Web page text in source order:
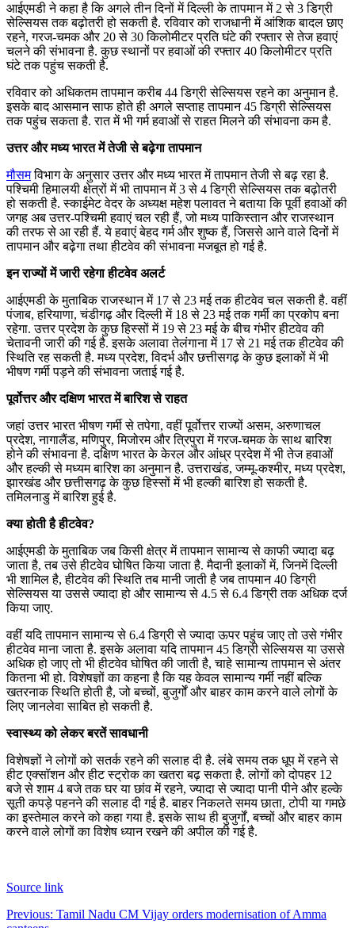
आईएमडी ने कहा है कि अगले तीन दिनों में दिल्ली के तापमान में 2 से 3 डिग्री
सेल्सियस तक बढ़ोतरी हो सकती है. रविवार को राजधानी में आंशिक बादल छाए
रहने, गरज-चमक और 20 से 30 किलोमीटर प्रति घंटे की रफ्तार से तेज हवाएं
चलने की संभावना है. कुछ स्थानों पर हवाओं की रफ्तार 40 किलोमीटर प्रति
घंटे तक पहुंच सकती है.
रविवार को अधिकतम तापमान करीब 44 डिग्री सेल्सियस रहने का अनुमान है.
इसके बाद आसमान साफ होते ही अगले सप्ताह तापमान 45 डिग्री सेल्सियस
तक पहुंच सकता है. रात में भी गर्म हवाओं से राहत मिलने की संभावना कम है.
उत्तर और मध्य भारत में तेजी से बढ़ेगा तापमान
मौसमविभाग के अनुसार उत्तर और मध्य भारत में तापमान तेजी से बढ़ रहा है.
पश्चिमी हिमालयी क्षेत्रों में भी तापमान में 3 से 4 डिग्री सेल्सियस तक बढ़ोतरी
हो सकती है. स्काईमेट वेदर के अध्यक्ष महेश पलावत ने बताया कि पूर्वी हवाओं की
जगह अब उत्तर-पश्चिमी हवाएं चल रही हैं, जो मध्य पाकिस्तान और राजस्थान
की तरफ से आ रही हैं. ये हवाएं बेहद गर्म और शुष्क हैं, जिससे आने वाले दिनों में
तापमान और बढ़ेगा तथा हीटवेव की संभावना मजबूत हो गई है.
इन राज्यों में जारी रहेगा हीटवेव अलर्ट
आईएमडी के मुताबिक राजस्थान में 17 से 23 मई तक हीटवेव चल सकती है. वहीं
पंजाब, हरियाणा, चंडीगढ़ और दिल्ली में 18 से 23 मई तक गर्मी का प्रकोप बना
रहेगा. उत्तर प्रदेश के कुछ हिस्सों में 19 से 23 मई के बीच गंभीर हीटवेव की
चेतावनी जारी की गई है. इसके अलावा तेलंगाना में 17 से 21 मई तक हीटवेव की
स्थिति रह सकती है. मध्य प्रदेश, विदर्भ और छत्तीसगढ़ के कुछ इलाकों में भी
भीषण गर्मी पड़ने की संभावना जताई गई है.
पूर्वोत्तर और दक्षिण भारत में बारिश से राहत
जहां उत्तर भारत भीषण गर्मी से तपेगा, वहीं पूर्वोत्तर राज्यों असम, अरुणाचल
प्रदेश, नागालैंड, मणिपुर, मिजोरम और त्रिपुरा में गरज-चमक के साथ बारिश
होने की संभावना है. दक्षिण भारत के केरल और आंध्र प्रदेश में भी तेज हवाओं
और हल्की से मध्यम बारिश का अनुमान है. उत्तराखंड, जम्मू-कश्मीर, मध्य प्रदेश,
झारखंड और छत्तीसगढ़ के कुछ हिस्सों में भी हल्की बारिश हो सकती है.
तमिलनाडु में बारिश हुई है.
क्या होती है हीटवेव?
आईएमडी के मुताबिक जब किसी क्षेत्र में तापमान सामान्य से काफी ज्यादा बढ़
जाता है, तब उसे हीटवेव घोषित किया जाता है. मैदानी इलाकों में, जिनमें दिल्ली
भी शामिल है, हीटवेव की स्थिति तब मानी जाती है जब तापमान 40 डिग्री
सेल्सियस या उससे ज्यादा हो और सामान्य से 4.5 से 6.4 डिग्री तक अधिक दर्ज
किया जाए.
वहीं यदि तापमान सामान्य से 6.4 डिग्री से ज्यादा ऊपर पहुंच जाए तो उसे गंभीर
हीटवेव माना जाता है. इसके अलावा यदि तापमान 45 डिग्री सेल्सियस या उससे
अधिक हो जाए तो भी हीटवेव घोषित की जाती है, चाहे सामान्य तापमान से अंतर
कितना भी हो. विशेषज्ञों का कहना है कि यह केवल सामान्य गर्मी नहीं बल्कि
खतरनाक स्थिति होती है, जो बच्चों, बुजुर्गों और बाहर काम करने वाले लोगों के
लिए जानलेवा साबित हो सकती है.
स्वास्थ्य को लेकर बरतें सावधानी
विशेषज्ञों ने लोगों को सतर्क रहने की सलाह दी है. लंबे समय तक धूप में रहने से
हीट एक्सॉशन और हीट स्ट्रोक का खतरा बढ़ सकता है. लोगों को दोपहर 12
बजे से शाम 4 बजे तक घर या छांव में रहने, ज्यादा से ज्यादा पानी पीने और हल्के
सूती कपड़े पहनने की सलाह दी गई है. बाहर निकलते समय छाता, टोपी या गमछे
का इस्तेमाल करने को कहा गया है. इसके साथ ही बुजुर्गों, बच्चों और बाहर काम
करने वाले लोगों का विशेष ध्यान रखने की अपील की गई है.
Source link
Post
Previous: Tamil Nadu CM Vijay orders modernisation of Amma